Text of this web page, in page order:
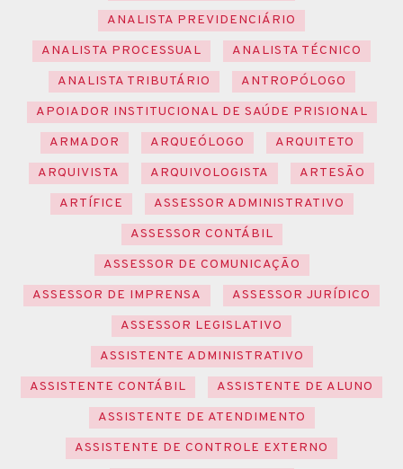
ANALISTA PREVIDENCIÁRIO
ANALISTA PROCESSUAL
ANALISTA TÉCNICO
ANALISTA TRIBUTÁRIO
ANTROPÓLOGO
APOIADOR INSTITUCIONAL DE SAÚDE PRISIONAL
ARMADOR
ARQUEÓLOGO
ARQUITETO
ARQUIVISTA
ARQUIVOLOGISTA
ARTESÃO
ARTÍFICE
ASSESSOR ADMINISTRATIVO
ASSESSOR CONTÁBIL
ASSESSOR DE COMUNICAÇÃO
ASSESSOR DE IMPRENSA
ASSESSOR JURÍDICO
ASSESSOR LEGISLATIVO
ASSISTENTE ADMINISTRATIVO
ASSISTENTE CONTÁBIL
ASSISTENTE DE ALUNO
ASSISTENTE DE ATENDIMENTO
ASSISTENTE DE CONTROLE EXTERNO